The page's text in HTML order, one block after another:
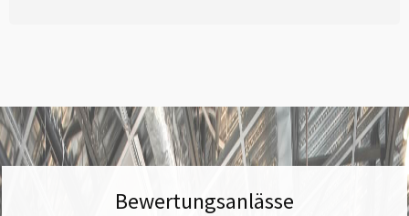
Bewertungsanlässe